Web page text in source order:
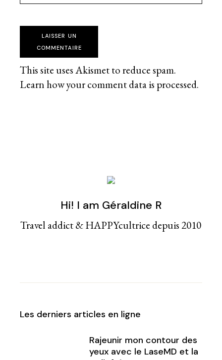
LAISSER UN
COMMENTAIRE
This site uses Akismet to reduce spam.
Learn how your comment data is processed.
Hi! I am Géraldine R
Travel addict & HAPPYcultrice depuis 2010
Les derniers articles en ligne
Rajeunir mon contour des
yeux avec le LaseMD et la